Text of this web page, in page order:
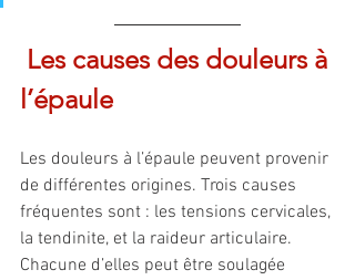
Les causes des douleurs à
l’épaule
Les douleurs à l’épaule peuvent provenir
de différentes origines. Trois causes
fréquentes sont : les tensions cervicales,
la tendinite, et la raideur articulaire.
Chacune d’elles peut être soulagée